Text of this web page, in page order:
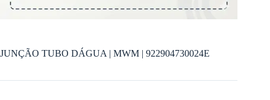
JUNÇÃO TUBO DÁGUA | MWM | 922904730024E